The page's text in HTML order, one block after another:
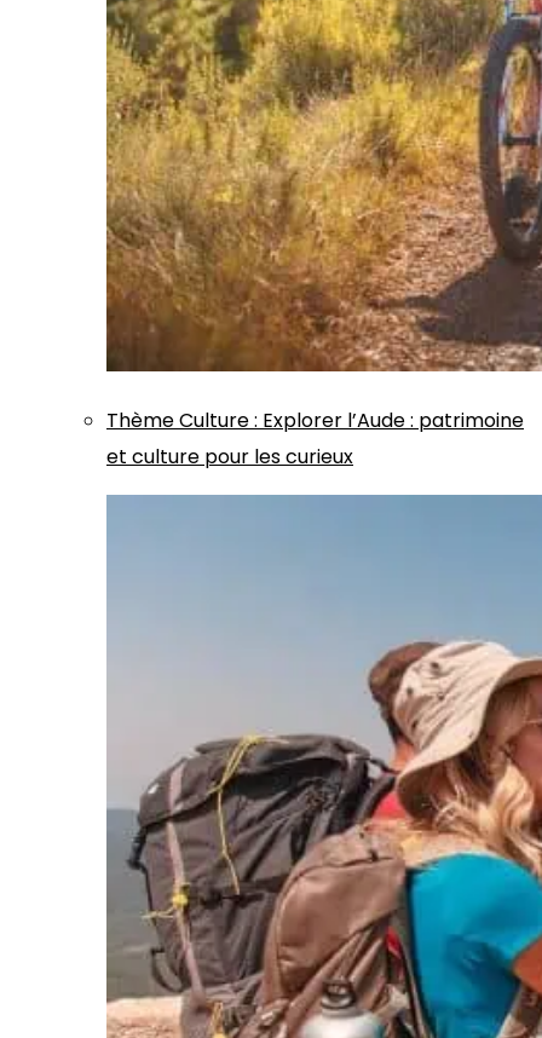
ThèmeCulture: Explorer l’Aude : patrimoine
et culture pour les curieux